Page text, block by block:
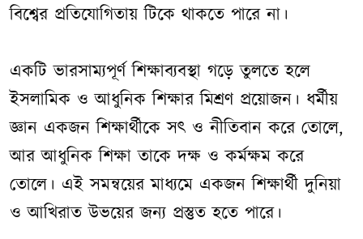
বিশ্বের প্রতিযোগিতায় টিকে থাকতে পারে না।
একটি ভারসাম্যপূর্ণ শিক্ষাব্যবস্থা গড়ে তুলতে হলে
ইসলামিক ও আধুনিক শিক্ষার মিশ্রণ প্রয়োজন। ধর্মীয়
জ্ঞান একজন শিক্ষার্থীকে সৎ ও নীতিবান করে তোলে,
আর আধুনিক শিক্ষা তাকে দক্ষ ও কর্মক্ষম করে
তোলে। এই সমন্বয়ের মাধ্যমে একজন শিক্ষার্থী দুনিয়া
ও আখিরাত উভয়ের জন্য প্রস্তুত হতে পারে।